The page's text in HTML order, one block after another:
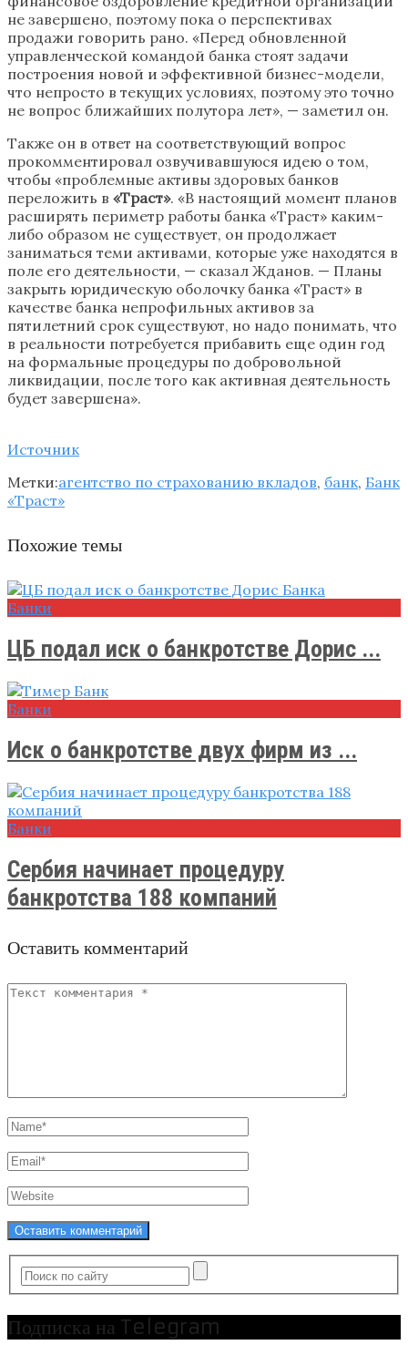
не завершено, поэтому пока о перспективах
продажи говорить рано. «Перед обновленной
управленческой командой банка стоят задачи
построения новой и эффективной бизнес-модели,
что непросто в текущих условиях, поэтому это точно
не вопрос ближайших полутора лет», — заметил он.
Также он в ответ на соответствующий вопрос
прокомментировал озвучивавшуюся идею о том,
чтобы «проблемные активы здоровых банков
переложить в «Траст». «В настоящий момент планов
расширять периметр работы банка «Траст» каким-
либо образом не существует, он продолжает
заниматься теми активами, которые уже находятся в
поле его деятельности, — сказал Жданов. — Планы
закрыть юридическую оболочку банка «Траст» в
качестве банка непрофильных активов за
пятилетний срок существуют, но надо понимать, что
в реальности потребуется прибавить еще один год
на формальные процедуры по добровольной
ликвидации, после того как активная деятельность
будет завершена».
Источник
Метки:агентство по страхованию вкладов, банк, Банк
«Траст»
Похожие темы
Банки
ЦБ подал иск о банкротстве Дорис ...
Банки
Иск о банкротстве двух фирм из ...
Банки
Сербия начинает процедуру
банкротства 188 компаний
Оставить комментарий
Подписка на Telegram